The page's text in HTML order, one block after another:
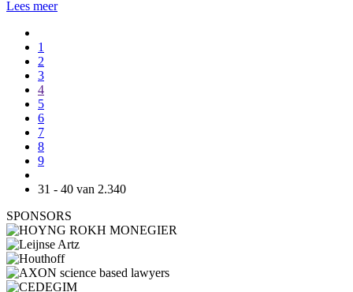
Lees meer
1
2
3
4
5
6
7
8
9
31 - 40 van 2.340
SPONSORS